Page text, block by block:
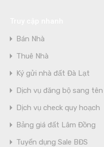
Bán Nhà
Thuê Nhà
Ký gửi nhà đất Đà Lạt
Dịch vụ đăng bộ sang tên
Dịch vụ check quy hoạch
Bảng giá đất Lâm Đồng
Tuyển dụng Sale BĐS